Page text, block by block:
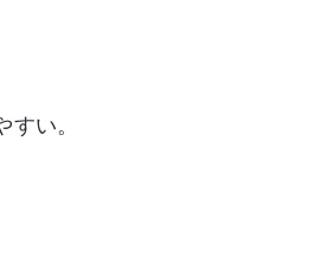
い。